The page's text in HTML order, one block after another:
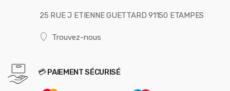
25 RUE J ETIENNE GUETTARD 91150 ETAMPES
Trouvez-nous
💳 PAIEMENT SÉCURISÉ